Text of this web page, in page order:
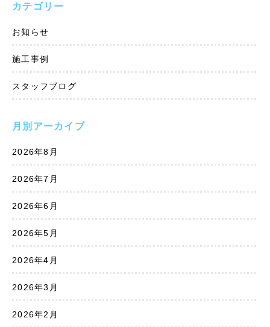
カテゴリー
お知らせ
施工事例
スタッフブログ
月別アーカイブ
2026年8月
2026年7月
2026年6月
2026年5月
2026年4月
2026年3月
2026年2月